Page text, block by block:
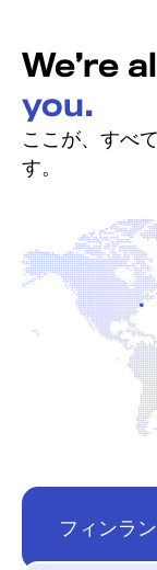
We’re
you.
ここが、すべ
す。
フィンラ